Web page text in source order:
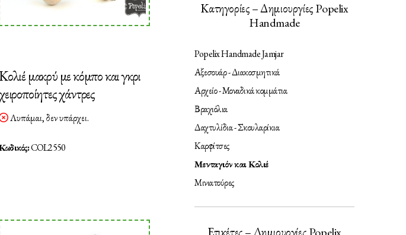
μακρύ με κόμπο και γκρι
χάντρες
Λυπάμαι, δεν υπάρχει.
COL2550
Κατηγορίες – Δημιουργίες Popelix
Handmade
Popelix Handmade Jamjar
Αξεσουάρ - Διακοσμητικά
Αρχείο - Μοναδικά κομμάτια
Βραχιόλια
Δαχτυλίδια - Σκουλαρίκια
Καρφίτσες
Μενταγιόν και Κολιέ
Μινιατούρες